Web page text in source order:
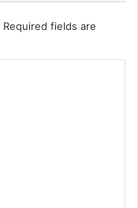
Required fields are